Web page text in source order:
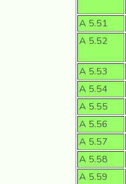
A 5.51
A 5.52
A 5.53
A 5.54
A 5.55
A 5.56
A 5.57
A 5.58
A 5.59